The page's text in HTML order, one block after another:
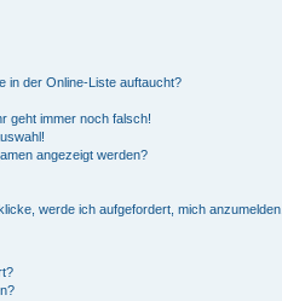
in der Online-Liste auftaucht?
geht immer noch falsch!
angezeigt werden?
werde ich aufgefordert, mich anzumelden.